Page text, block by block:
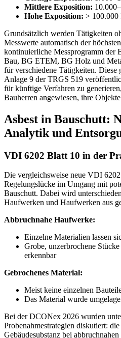
Mittlere Exposition:
Hohe Exposition: > 100.000
Grundsätzlich werden Tätigkeiten
Messwerte automatisch der
kontinuierliche Messprogramm der
Bau, BG ETEM, BG Holz und
für verschiedene Tätigkeiten. Diese
Anlage 9 der TRGS 519
für künftige Verfahren zu
Bauherren angewiesen, ihre
Asbest in Bauschutt:
Analytik und
VDI 6202 Blatt 10 in der
Die vergleichsweise neue VDI
Regelungslücke im Umgang mit
Bauschutt. Dabei wird
Haufwerken und Haufwerken aus
Abbruchnahe Haufwerke:
Einzelne Materialien lassen
Grobe, unzerbrochene
erkennbar
Gebrochenes Material:
Meist keine einzelnen
Das Material wurde
Bei der DCONex 2026 wurden
Probenahmestrategien diskutiert:
Gebäudesubstanz bei